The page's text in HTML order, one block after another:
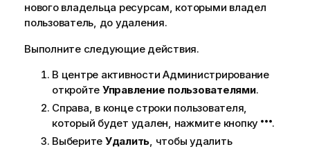
нового владельца ресурсам, которыми владел
пользователь, до удаления.
Выполните следующие действия.
В центре активности Администрирование
откройте Управление пользователями.
Справа, в конце строки пользователя,
который будет удален, нажмите кнопку
.
Выберите Удалить, чтобы удалить